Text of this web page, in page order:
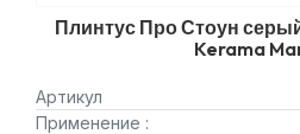
Плинтус Про Стоун
Kerama
Артикул
Применение :